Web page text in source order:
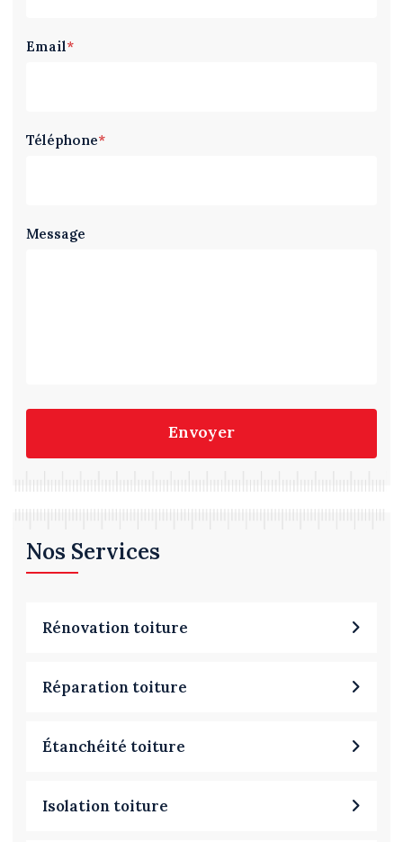
Email*
Téléphone*
Message
Envoyer
Nos Services
Rénovation toiture
Réparation toiture
Étanchéité toiture
Isolation toiture